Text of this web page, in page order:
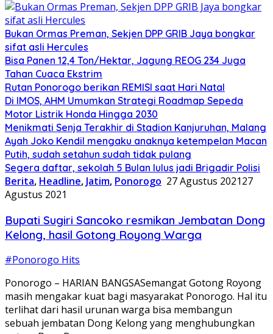
Bukan Ormas Preman, Sekjen DPP GRIB Jaya bongkar
sifat asli Hercules
Bisa Panen 12,4 Ton/Hektar, Jagung REOG 234 Juga
Tahan Cuaca Ekstrim
Rutan Ponorogo berikan REMISI saat Hari Natal
Di IMOS, AHM Umumkan Strategi Roadmap Sepeda
Motor Listrik Honda Hingga 2030
Menikmati Senja Terakhir di Stadion Kanjuruhan, Malang
Ayah Joko Kendil mengaku anaknya ketempelan Macan
Putih, sudah setahun sudah tidak pulang
Segera daftar, sekolah 5 Bulan lulus jadi Brigadir Polisi
Berita, Headline, Jatim, Ponorogo 27 Agustus 202127
Agustus 2021
Bupati Sugiri Sancoko resmikan Jembatan Dong
Kelong, hasil Gotong Royong Warga
#Ponorogo Hits
Ponorogo – HARIAN BANGSASemangat Gotong Royong
masih mengakar kuat bagi masyarakat Ponorogo. Hal itu
terlihat dari hasil urunan warga bisa membangun
sebuah jembatan Dong Kelong yang menghubungkan